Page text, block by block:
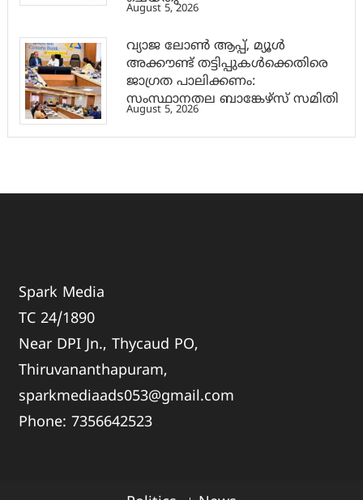
August 5, 2026
വ്യാജ ലോൺ ആപ്പ്, മ്യൂൾ
അക്കൗണ്ട് തട്ടിപ്പുകൾക്കെതിരെ
ജാ​ഗ്രത പാലിക്കണം:
സംസ്ഥാനതല ബാങ്കേഴ്സ് സമിതി
August 5, 2026
Spark Media
TC 24/1890
Near DPI Jn., Thycaud PO,
Thiruvananthapuram,
sparkmediaads053@gmail.com
Phone:7356642523